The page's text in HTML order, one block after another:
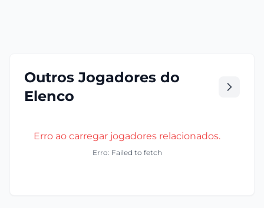
Outros Jogadores do
Elenco
Erro ao carregar jogadores relacionados.
Erro: Failed to fetch